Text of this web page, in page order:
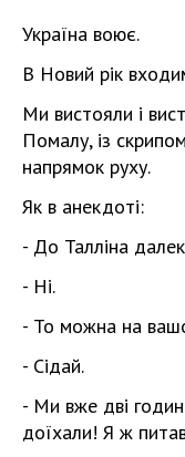
Україна воює.
В Новий рік
Ми вистояли і
Помалу, із
напрямок руху.
Як в анекдоті:
- До Талліна
- Ні.
- То можна на
- Сідай.
- Ми вже дві
доїхали! Я ж